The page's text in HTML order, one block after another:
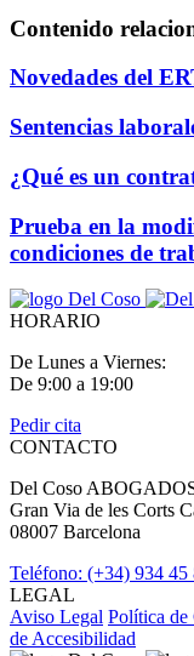
Contenido
Novedades del
Sentencias
¿Qué es un
Prueba en la
condiciones de
HORARIO
De Lunes a Viernes:
De 9:00 a 19:00
Pedir cita
CONTACTO
Del Coso
Gran Via de les Corts
08007 Barcelona
Teléfono: (+34) 934 45
LEGAL
Aviso Legal Política de
de Accesibilidad